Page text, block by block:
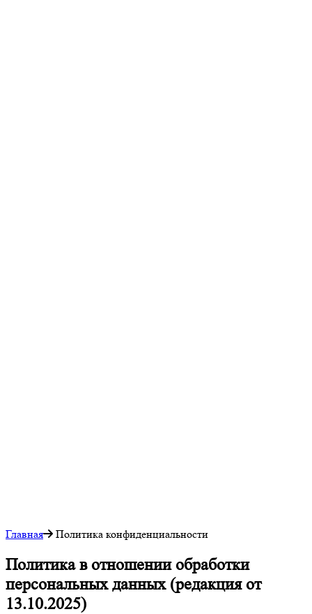
Главная Политика конфиденциальности
Политика в отношении обработки
персональных данных (редакция от
13.10.2025)